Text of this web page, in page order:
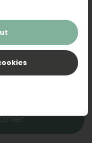
personnel
1,50